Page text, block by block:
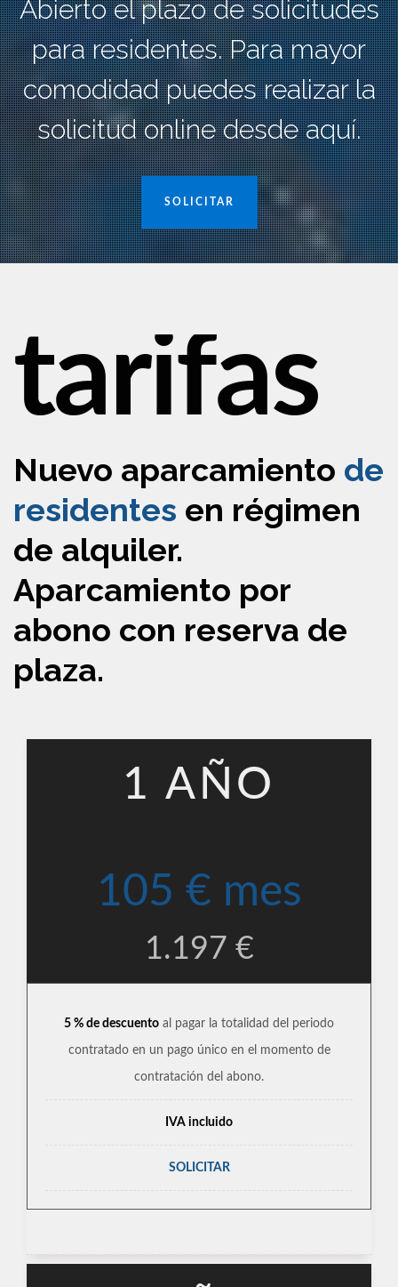
Abierto el plazo de solicitudes
para residentes. Para mayor
comodidad puedes realizar la
solicitud online desde aquí.
SOLICITAR
tarifas
Nuevo aparcamiento de
residentes en régimen
de alquiler.
Aparcamiento por
abono con reserva de
plaza.
1 AÑO
105 € mes
1.197 €
5 % de descuento al pagar la totalidad del periodo
contratado en un pago único en el momento de
contratación del abono.
IVA incluido
SOLICITAR